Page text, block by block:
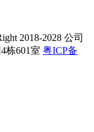
2018-2028 公司
栋601室 粤ICP备